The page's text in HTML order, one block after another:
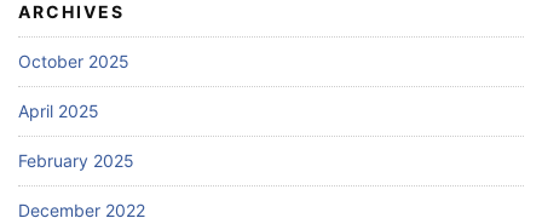
ARCHIVES
October 2025
April 2025
February 2025
December 2022